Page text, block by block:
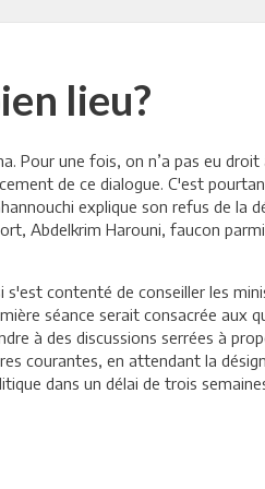
lieu?
Pour une fois, on n’a pas eu droit
de ce dialogue. C'est
explique son refus de la
Abdelkrim Harouni, faucon
s'est contenté de conseiller les
séance serait consacrée aux
à des discussions serrées à
courantes, en attendant la
dans un délai de trois